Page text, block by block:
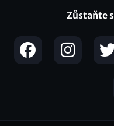
Zůstaňte